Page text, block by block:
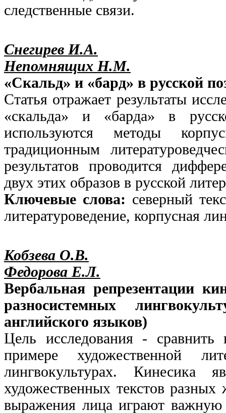
следственные связи.
Снегирев И.А.
Непомнящих Н.М.
«Скальд» и «бард» в русской
Статья отражает результаты
«скальда» и «барда» в
используются методы
традиционным
результатов проводится
двух этих образов в русской
Ключевые слова: северный
литературоведение, корпусная
Кобзева О.В.
Федорова Е.Л.
Вербальная репрезентации
разносистемных
английского языков)
Цель исследования -
примере художественной
лингвокультурах. Кинесика
художественных текстов
выражения лица играют важную